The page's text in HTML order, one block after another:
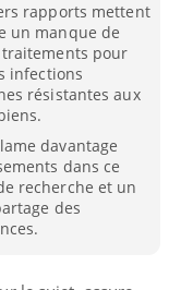
rapports mettent
un manque de
traitements pour
infections
résistantes aux
davantage
dans ce
recherche et un
des